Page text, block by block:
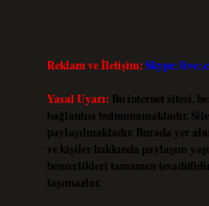
Reklam ve İletişim:Skype:
Yasal Uyarı: Bu internet sitesi,
bağlantısı bulunmamaktadır.
paylaşılmaktadır. Burada yer
ve kişiler hakkında paylaşım
benzerlikleri tamamen
taşımazlar.